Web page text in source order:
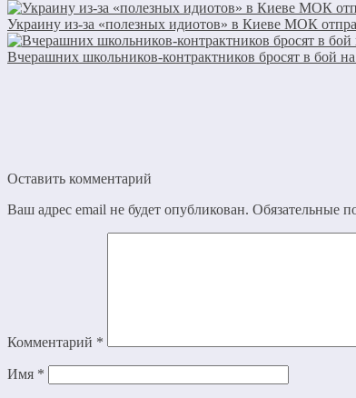
Украину из-за «полезных идиотов» в Киеве МОК
Вчерашних школьников-контрактников бросят в бой
Оставить комментарий
Ваш адрес email не будет опубликован. Обязательные
Комментарий *
Имя *